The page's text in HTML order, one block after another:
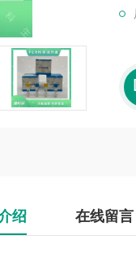
绍 在线留言